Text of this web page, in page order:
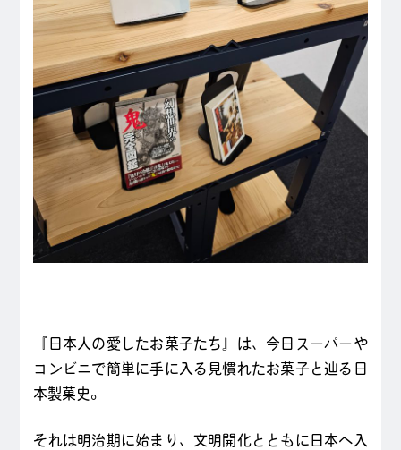
『日本人の愛したお菓子たち』は、今日スーパーや
コンビニで簡単に手に入る見慣れたお菓子と辿る日
本製菓史。
それは明治期に始まり、文明開化とともに日本へ入